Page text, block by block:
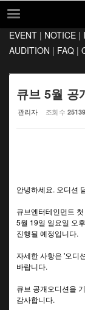
EVENT
INFORMATION
E-MAIL AUDITION
LOCATION
EVENT | NOTICE |
AUDITION | FAQ |
큐브 5월 공
관리자 조회 수 25139
안녕하세요. 오디션
큐브엔터테인먼트
5월 19일 일요일 오
진행될 예정입니다.
자세한 사항은 '오디
바랍니다.
큐브 공개오디션을
감사합니다.